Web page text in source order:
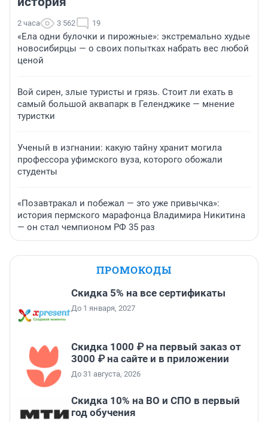
2 часа 3 562 19
«Ела одни булочки и пирожные»: экстремально худые
новосибирцы — о своих попытках набрать вес любой
ценой
Вой сирен, злые туристы и грязь. Стоит ли ехать в
самый большой аквапарк в Геленджике — мнение
туристки
Ученый в изгнании: какую тайну хранит могила
профессора уфимского вуза, которого обожали
студенты
«Позавтракал и побежал — это уже привычка»:
история пермского марафонца Владимира Никитина
— он стал чемпионом РФ 35 раз
ПРОМОКОДЫ
Скидка 5% на все сертификаты
До 1 января, 2027
Скидка 1000 ₽ на первый заказ от
3000 ₽ на сайте и в приложении
До 31 августа, 2026
Скидка 10% на ВО и СПО в первый
год обучения